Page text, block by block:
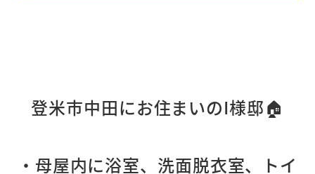
登米市中田にお住まいのI様邸🏠
・母屋内に浴室、洗面脱衣室、トイ